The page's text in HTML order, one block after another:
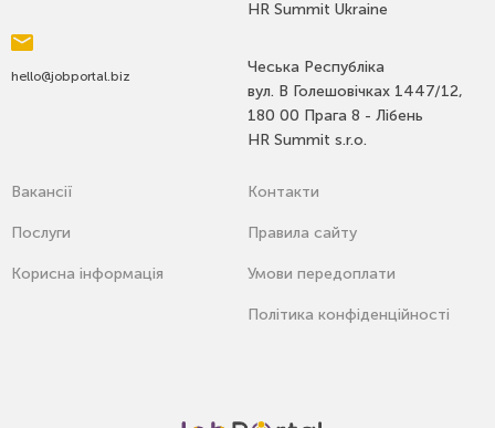
HR Summit Ukraine
Чеська Республіка
вул. В Голешовічках 1447/12,
180 00 Прага 8 - Лібень
HR Summit s.r.o.
hello@jobportal.biz
Вакансії
Послуги
Корисна інформація
Контакти
Правила сайту
Умови передоплати
Політика конфіденційності